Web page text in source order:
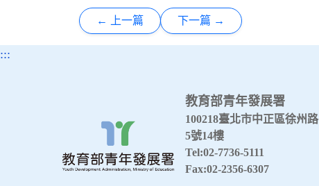
← 上一篇 下一篇 →
:::
教育部青年發展署
100218臺北市中正區徐州路
5號14樓
Tel:02-7736-5111
Fax:02-2356-6307